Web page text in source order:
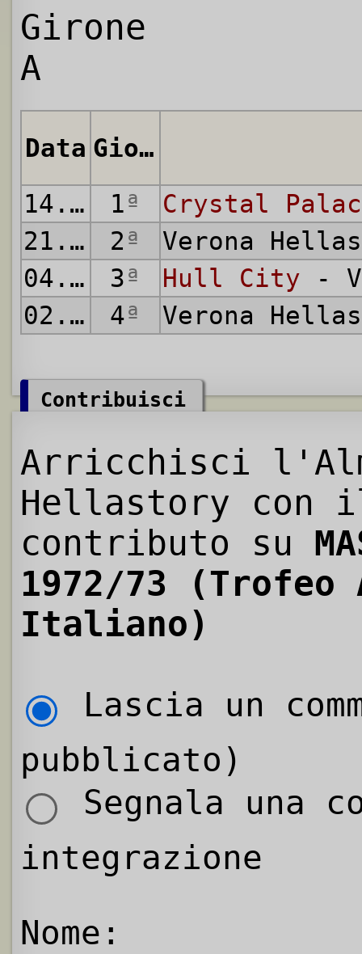
Girone
A
Data
Giornata
14.02.1973
1ª
Crystal
21.03.1973
2ª
Verona
04.04.1973
3ª Hull City -
02.05.1973
4ª Verona
Contribuisci
Arricchisci
Hellastory con
contributo su
1972/73 (Trofeo
Italiano)
Lascia un
pubblicato)
Segnala una
integrazione
Nome: